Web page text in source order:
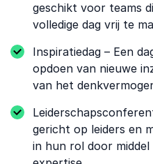
geschikt voor teams
volledige dag vrij te
Inspiratiedag – Een
opdoen van nieuwe
van het
gericht op leiders en
in hun rol door middel